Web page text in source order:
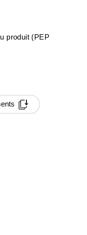
produit (PEP